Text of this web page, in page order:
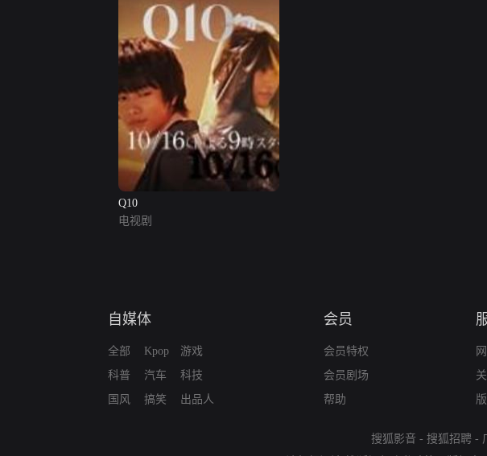
Q10
电视剧
自媒体
全部
科普
国风
Kpop
汽车
搞笑
游戏
科技
出品人
会员
会员特权
会员剧场
帮助
搜狐影音 - 搜狐招聘 -